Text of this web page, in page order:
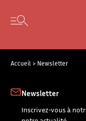
Skip to content
Open secondary menu
Accueil > Newsletter
Newsletter
Inscrivez-vous à